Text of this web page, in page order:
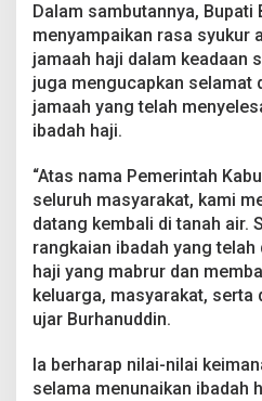
t
B
u
p
a
e
n
g
n
D
o
a
j
i
Dalam sambutannya, Bupati
menyampaikan rasa syukur
jamaah haji dalam keadaan
juga mengucapkan selamat
jamaah yang telah
ibadah haji.
“Atas nama Pemerintah
seluruh masyarakat, kami
datang kembali di tanah air.
rangkaian ibadah yang
haji yang mabrur dan
keluarga, masyarakat, serta
ujar Burhanuddin.
Ia berharap nilai-nilai
selama menunaikan ibadah